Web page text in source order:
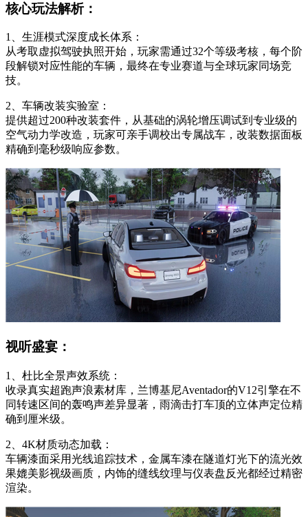
核心玩法解析：
1、生涯模式深度成长体系：
从考取虚拟驾驶执照开始，玩家需通过32个等级考核，每个阶
段解锁对应性能的车辆，最终在专业赛道与全球玩家同场竞
技。
2、车辆改装实验室：
提供超过200种改装套件，从基础的涡轮增压调试到专业级的
空气动力学改造，玩家可亲手调校出专属战车，改装数据面板
精确到毫秒级响应参数。
视听盛宴：
1、杜比全景声效系统：
收录真实超跑声浪素材库，兰博基尼Aventador的V12引擎在不
同转速区间的轰鸣声差异显著，雨滴击打车顶的立体声定位精
确到厘米级。
2、4K材质动态加载：
车辆漆面采用光线追踪技术，金属车漆在隧道灯光下的流光效
果媲美影视级画质，内饰的缝线纹理与仪表盘反光都经过精密
渲染。